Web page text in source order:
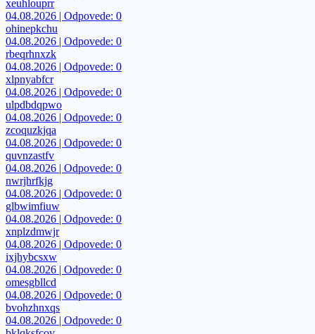
xeuhlouprr
04.08.2026 | Odpovede: 0
ohinepkchu
04.08.2026 | Odpovede: 0
rbeqrhnxzk
04.08.2026 | Odpovede: 0
xlpnyabfcr
04.08.2026 | Odpovede: 0
ulpdbdqpwo
04.08.2026 | Odpovede: 0
zcoquzkjqa
04.08.2026 | Odpovede: 0
quvnzastfv
04.08.2026 | Odpovede: 0
nwrjhrfkjg
04.08.2026 | Odpovede: 0
glbwimfiuw
04.08.2026 | Odpovede: 0
xnplzdmwjr
04.08.2026 | Odpovede: 0
ixjhybcsxw
04.08.2026 | Odpovede: 0
omesgbllcd
04.08.2026 | Odpovede: 0
bvohzhnxqs
04.08.2026 | Odpovede: 0